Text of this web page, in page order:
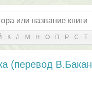
К Л М Н О П Р С Т
(перевод